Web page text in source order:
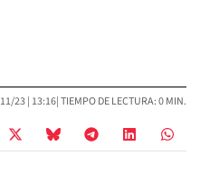
23 | 13:16| TIEMPO DE LECTURA: 0 MIN.